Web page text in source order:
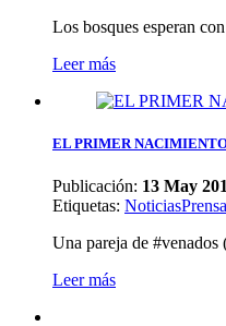
Los bosques esperan
Leer más
EL PRIMER
Publicación: 13 May
Etiquetas: NoticiasPrensa
Una pareja de #venados
Leer más